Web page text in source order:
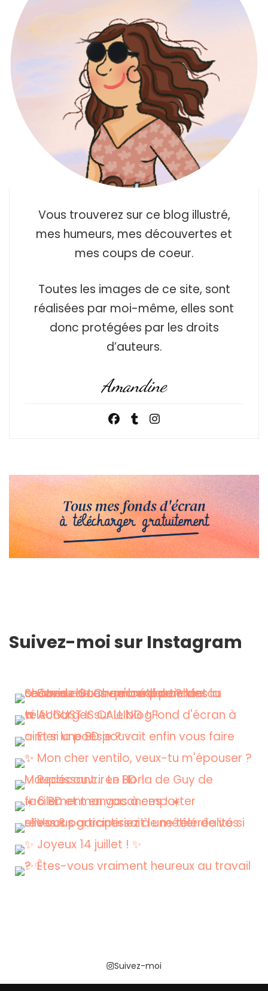
Vous trouverez sur ce blog illustré,
mes humeurs, mes découvertes et
mes coups de coeur.
Toutes les images de ce site, sont
réalisées par moi-même, elles sont
donc protégées par les droits
d’auteurs.
Amandine
Suivez-moi sur Instagram
Suivez-moi